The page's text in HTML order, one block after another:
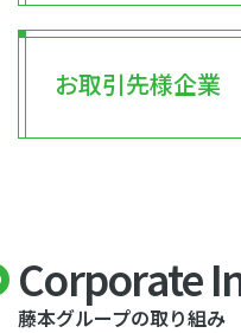
お取引先様企業
Corporate
藤本グループの取り組み